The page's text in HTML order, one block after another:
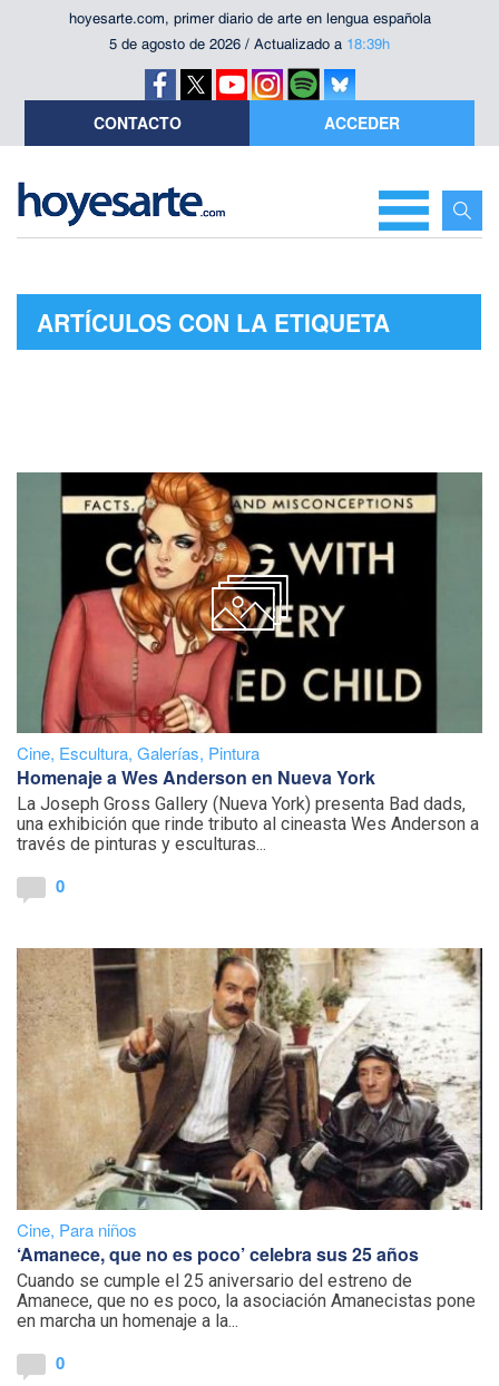
hoyesarte.com, primer diario de arte en lengua española
5 de agosto de 2026 / Actualizado a 18:39h
CONTACTO ACCEDER
ARTÍCULOS CON LA ETIQUETA
Cine, Escultura, Galerías, Pintura
Homenaje a Wes Anderson en Nueva York
La Joseph Gross Gallery (Nueva York) presenta Bad dads,
una exhibición que rinde tributo al cineasta Wes Anderson a
través de pinturas y esculturas...
0
Cine, Para niños
‘Amanece, que no es poco’ celebra sus 25 años
Cuando se cumple el 25 aniversario del estreno de
Amanece, que no es poco, la asociación Amanecistas pone
en marcha un homenaje a la...
0